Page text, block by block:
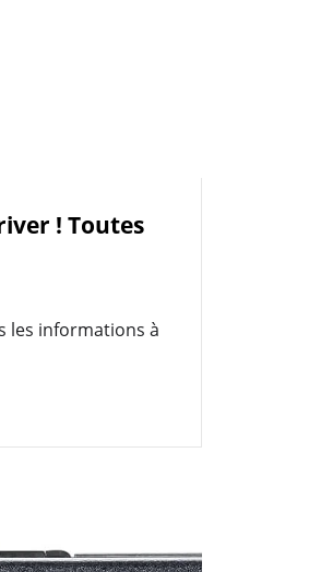
! Toutes
les informations à